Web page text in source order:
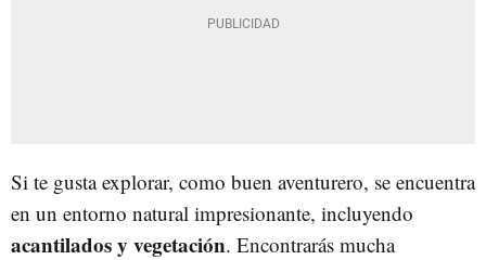
Si te gusta explorar, como buen aventurero, se encuentra
en un entorno natural impresionante, incluyendo
acantilados y vegetación. Encontrarás mucha